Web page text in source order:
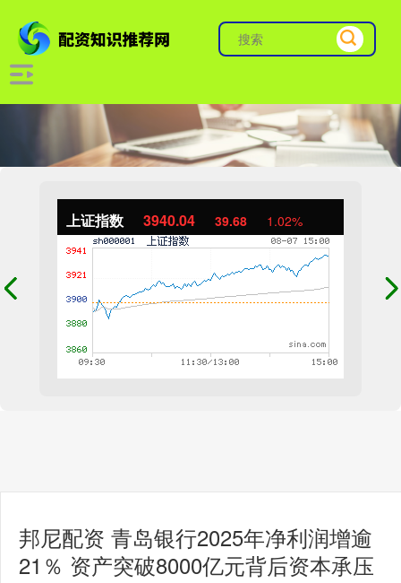
上证指数 3940.04 39.68 1.02%
邦尼配资 青岛银行2025年净利润增逾
21％ 资产突破8000亿元背后资本承压